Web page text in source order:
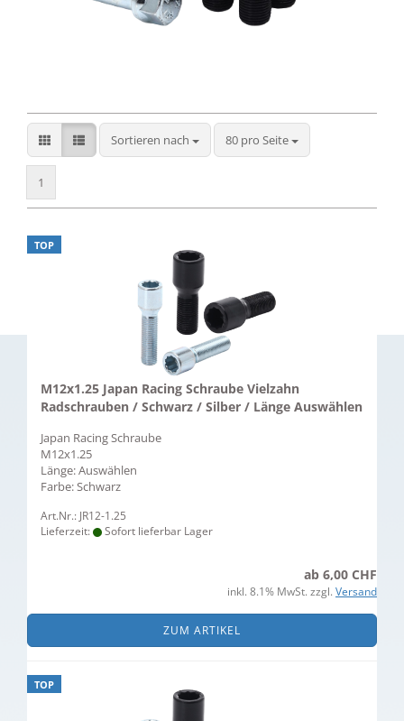
Sortieren nach
Sortieren nach 80 pro Seite
pro Seite
1
TOP
M12x1.25 Japan Racing Schraube Vielzahn
Radschrauben / Schwarz / Silber / Länge Auswählen
Japan Racing Schraube
M12x1.25
Länge: Auswählen
​Farbe: Schwarz
Art.Nr.: JR12-1.25
Lieferzeit:
Sofort lieferbar Lager
ab 6,00 CHF
inkl. 8.1% MwSt. zzgl. Versand
ZUM ARTIKEL
TOP